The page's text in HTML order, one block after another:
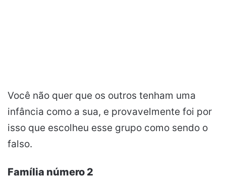
Você não quer que os outros tenham uma
infância como a sua, e provavelmente foi por
isso que escolheu esse grupo como sendo o
falso.
Família número 2